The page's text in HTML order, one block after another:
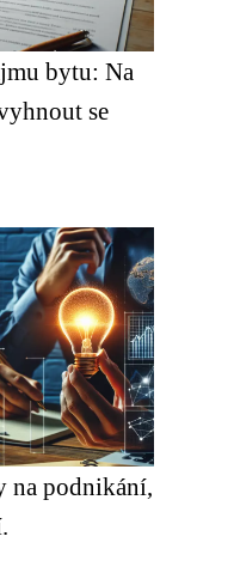
bytu: Na
se
na podnikání,